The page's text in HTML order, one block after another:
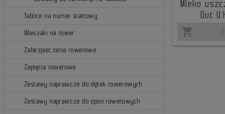
Tablice na numer startowy
Wieszaki na rower
Zabezpieczenia rowerowe
Zapięcia rowerowe
Zestawy naprawcze do dętek rowerowych
Zestawy naprawcze do opon rowerowych
Mleko
Out
shopping_cart